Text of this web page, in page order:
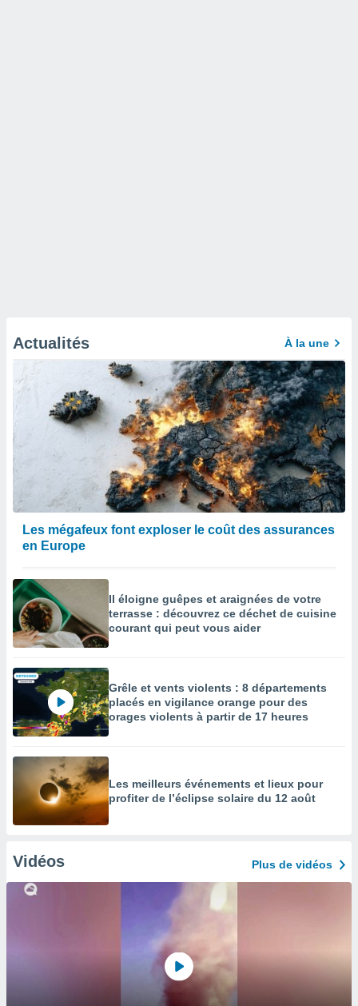
Actualités À la une
Les mégafeux font exploser le coût des assurances
en Europe
Il éloigne guêpes et araignées de votre
terrasse : découvrez ce déchet de cuisine
courant qui peut vous aider
Grêle et vents violents : 8 départements
placés en vigilance orange pour des
orages violents à partir de 17 heures
Les meilleurs événements et lieux pour
profiter de l’éclipse solaire du 12 août
Vidéos Plus de vidéos